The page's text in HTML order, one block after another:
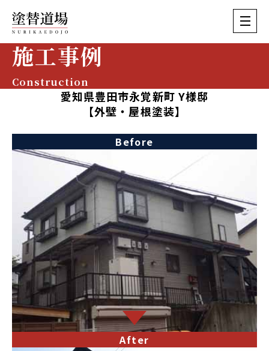
施工事例
Construction
愛知県豊田市永覚新町 Y様邸
【外壁・屋根塗装】
Before
After